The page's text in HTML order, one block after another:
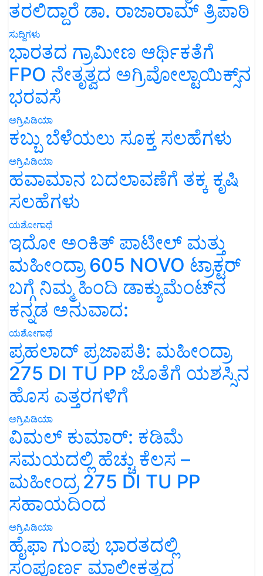
ತರಲಿದ್ದಾರೆ ಡಾ. ರಾಜಾರಾಮ್ ತ್ರಿಪಾಠಿ
ಸುದ್ದಿಗಳು
ಭಾರತದ ಗ್ರಾಮೀಣ ಆರ್ಥಿಕತೆಗೆ
FPO ನೇತೃತ್ವದ ಅಗ್ರಿವೋಲ್ಟಾಯಿಕ್ಸ್‌ನ
ಭರವಸೆ
ಅಗ್ರಿಪಿಡಿಯಾ
ಕಬ್ಬು ಬೆಳೆಯಲು ಸೂಕ್ತ ಸಲಹೆಗಳು
ಅಗ್ರಿಪಿಡಿಯಾ
ಹವಾಮಾನ ಬದಲಾವಣೆಗೆ ತಕ್ಕ ಕೃಷಿ
ಸಲಹೆಗಳು
ಯಶೋಗಾಥೆ
ಇದೋ ಅಂಕಿತ್ ಪಾಟೀಲ್ ಮತ್ತು
ಮಹೀಂದ್ರಾ 605 NOVO ಟ್ರಾಕ್ಟರ್
ಬಗ್ಗೆ ನಿಮ್ಮ ಹಿಂದಿ ಡಾಕ್ಯುಮೆಂಟ್‌ನ
ಕನ್ನಡ ಅನುವಾದ:
ಯಶೋಗಾಥೆ
ಪ್ರಹಲಾದ್ ಪ್ರಜಾಪತಿ: ಮಹೀಂದ್ರಾ
275 DI TU PP ಜೊತೆಗೆ ಯಶಸ್ಸಿನ
ಹೊಸ ಎತ್ತರಗಳಿಗೆ
ಅಗ್ರಿಪಿಡಿಯಾ
ವಿಮಲ್ ಕುಮಾರ್: ಕಡಿಮೆ
ಸಮಯದಲ್ಲಿ ಹೆಚ್ಚು ಕೆಲಸ –
ಮಹೀಂದ್ರ 275 DI TU PP
ಸಹಾಯದಿಂದ
ಅಗ್ರಿಪಿಡಿಯಾ
ಹೈಫಾ ಗುಂಪು ಭಾರತದಲ್ಲಿ
ಸಂಪೂರ್ಣ ಮಾಲೀಕತ್ವದ